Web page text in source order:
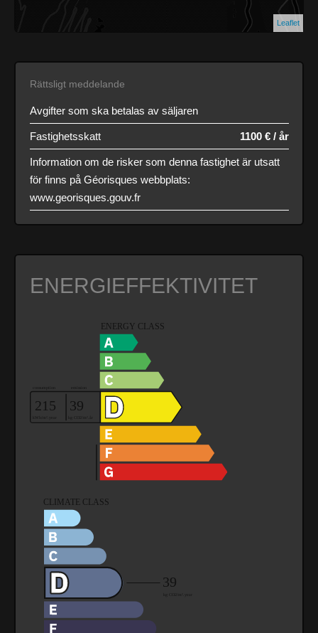
Leaflet
Rättsligt meddelande
Avgifter som ska betalas av säljaren
Fastighetsskatt 1100 € / år
Information om de risker som denna fastighet är utsatt
för finns på Géorisques webbplats:
www.georisques.gouv.fr
ENERGIEFFEKTIVITET